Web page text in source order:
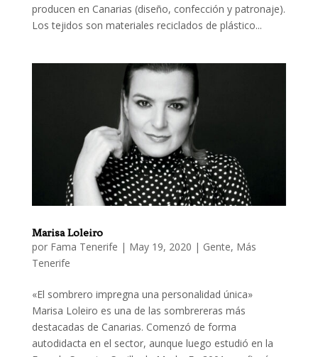
producen en Canarias (diseño, confección y patronaje).
Los tejidos son materiales reciclados de plástico...
Marisa Loleiro
por Fama Tenerife | May 19, 2020 | Gente, Más
Tenerife
«El sombrero impregna una personalidad única»
Marisa Loleiro es una de las sombrereras más
destacadas de Canarias. Comenzó de forma
autodidacta en el sector, aunque luego estudió en la